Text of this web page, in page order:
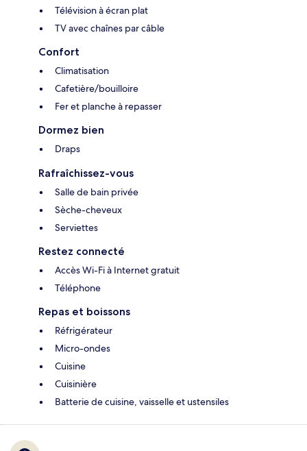
Télévision à écran plat
TV avec chaînes par câble
Confort
Climatisation
Cafetière/bouilloire
Fer et planche à repasser
Dormez bien
Draps
Rafraîchissez-vous
Salle de bain privée
Sèche-cheveux
Serviettes
Restez connecté
Accès Wi-Fi à Internet gratuit
Téléphone
Repas et boissons
Réfrigérateur
Micro-ondes
Cuisine
Cuisinière
Batterie de cuisine, vaisselle et ustensiles